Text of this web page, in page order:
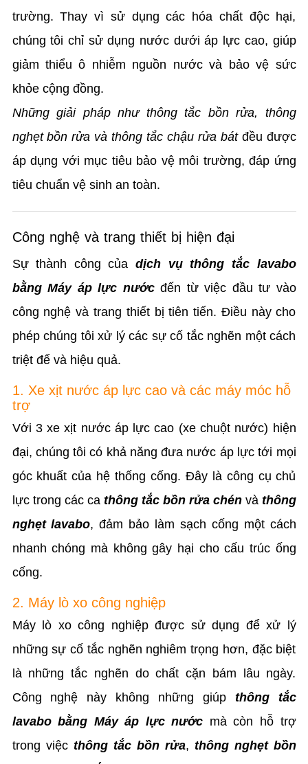
trường. Thay vì sử dụng các hóa chất độc hại,
chúng tôi chỉ sử dụng nước dưới áp lực cao, giúp
giảm thiểu ô nhiễm nguồn nước và bảo vệ sức
khỏe cộng đồng.
Những giải pháp như thông tắc bồn rửa, thông
nghẹt bồn rửa và thông tắc chậu rửa bátđều được
áp dụng với mục tiêu bảo vệ môi trường, đáp ứng
tiêu chuẩn vệ sinh an toàn.
Công nghệ và trang thiết bị hiện đại
Sự thành công của dịch vụ thông tắc lavabo
bằng Máy áp lực nướcđến từ việc đầu tư vào
công nghệ và trang thiết bị tiên tiến. Điều này cho
phép chúng tôi xử lý các sự cố tắc nghẽn một cách
triệt để và hiệu quả.
1. Xe xịt nước áp lực cao và các máy móc hỗ
trợ
Với 3 xe xịt nước áp lực cao (xe chuột nước) hiện
đại, chúng tôi có khả năng đưa nước áp lực tới mọi
góc khuất của hệ thống cống. Đây là công cụ chủ
lực trong các ca thông tắc bồn rửa chénvà thông
nghẹt lavabo, đảm bảo làm sạch cống một cách
nhanh chóng mà không gây hại cho cấu trúc ống
cống.
2. Máy lò xo công nghiệp
Máy lò xo công nghiệp được sử dụng để xử lý
những sự cố tắc nghẽn nghiêm trọng hơn, đặc biệt
là những tắc nghẽn do chất cặn bám lâu ngày.
Công nghệ này không những giúp thông tắc
lavabo bằng Máy áp lực nước mà còn hỗ trợ
trong việc thông tắc bồn rửa, thông nghẹt bồn